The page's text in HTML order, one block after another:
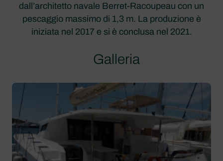
dall’architetto navale Berret-Racoupeau con un
pescaggio massimo di 1,3 m. La produzione è
iniziata nel 2017 e si è conclusa nel 2021.
Galleria